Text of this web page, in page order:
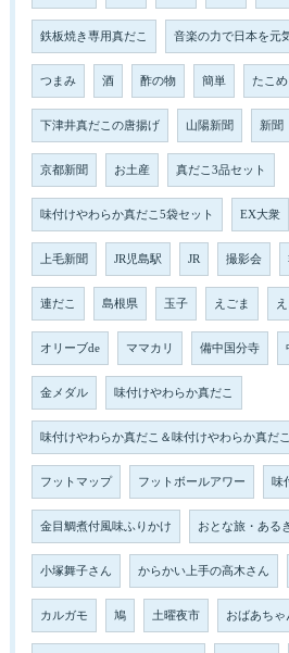
鉄板焼き専用真だこ 音楽の力で日本を元
つまみ 酒 酢の物 簡単 たこめ
下津井真だこの唐揚げ 山陽新聞 新聞
京都新聞 お土産 真だこ3品セット
味付けやわらか真だこ5袋セット EX大衆
上毛新聞 JR児島駅 JR 撮影会
連だこ 島根県 玉子 えごま
オリーブde ママカリ 備中国分寺
金メダル 味付けやわらか真だこ
味付けやわらか真だこ＆味付けやわらか真だ
フットマップ フットボールアワー 味
金目鯛煮付風味ふりかけ おとな旅・ある
小塚舞子さん からかい上手の高木さん
カルガモ 鳩 土曜夜市 おばあちゃ